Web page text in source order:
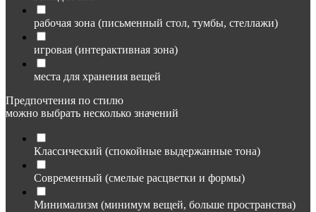
рабочая зона (письменный стол, тумбы, стеллажи)
игровая (интерактивная зона)
места для хранения вещей
Предпочтения по стилю
можно выбрать несколько значений
Классический (спокойные выдержанные тона)
Современный (смелые расцветки и формы)
Минимализм (минимум вещей, больше пространства)